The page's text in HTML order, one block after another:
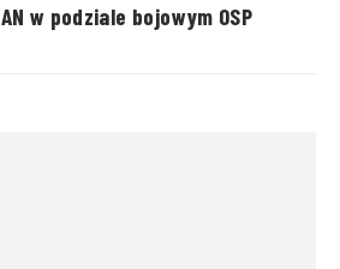
w podziale bojowym OSP